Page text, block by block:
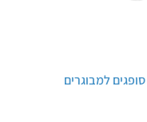
למבוגרים